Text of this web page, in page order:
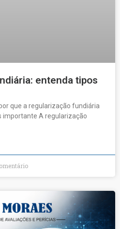
entenda tipos
que a regularização fundiária
importante A regularização